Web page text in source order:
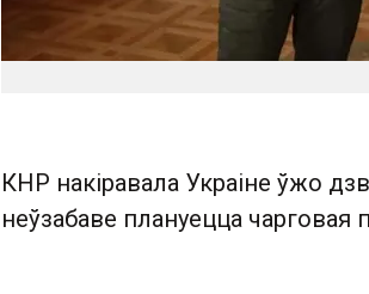
КНР накіравала Украіне ўжо
неўзабаве плануецца чарговая